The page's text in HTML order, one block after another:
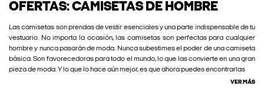
OFERTAS: CAMISETAS DE HOMBRE
Las camisetas son prendas de vestir esenciales y una parte indispensable de tu
vestuario. No importa la ocasión, las camisetas son perfectas para cualquier
hombre y nunca pasarán de moda. Nunca subestimes el poder de una camiseta
básica. Son favorecedoras para todo el mundo, lo que las convierte en una gran
pieza de moda. Y lo que lo hace aún mejor, es que ahora puedes encontrarlas
VER MÁS